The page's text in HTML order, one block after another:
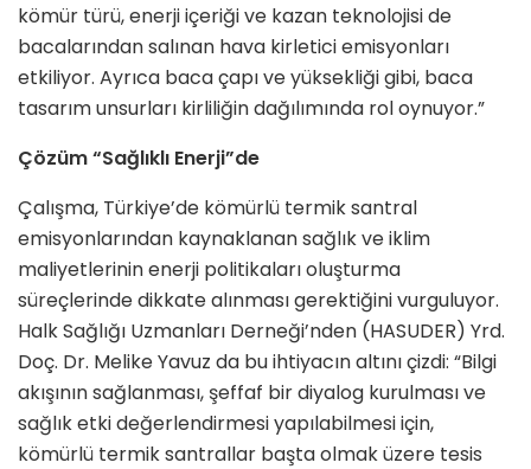
kömür türü, enerji içeriği ve kazan teknolojisi de
bacalarından salınan hava kirletici emisyonları
etkiliyor. Ayrıca baca çapı ve yüksekliği gibi, baca
tasarım unsurları kirliliğin dağılımında rol oynuyor.”
Çözüm “Sağlıklı Enerji”de
Çalışma, Türkiye’de kömürlü termik santral
emisyonlarından kaynaklanan sağlık ve iklim
maliyetlerinin enerji politikaları oluşturma
süreçlerinde dikkate alınması gerektiğini vurguluyor.
Halk Sağlığı Uzmanları Derneği’nden (HASUDER) Yrd.
Doç. Dr. Melike Yavuz da bu ihtiyacın altını çizdi: “Bilgi
akışının sağlanması, şeffaf bir diyalog kurulması ve
sağlık etki değerlendirmesi yapılabilmesi için,
kömürlü termik santrallar başta olmak üzere tesis